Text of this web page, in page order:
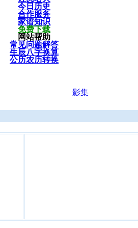
今日历史
合作服务
家谱知识
免费下载
网站帮助
常见问题解答
生辰八字换算
公历农历转换
影集